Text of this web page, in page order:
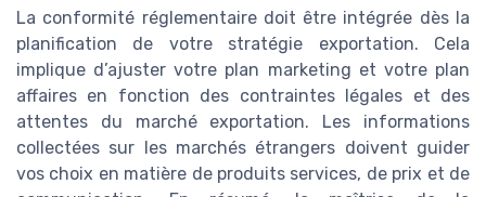
La conformité réglementaire doit être intégrée dès la
planification de votre stratégie exportation. Cela
implique d’ajuster votre plan marketing et votre plan
affaires en fonction des contraintes légales et des
attentes du marché exportation. Les informations
collectées sur les marchés étrangers doivent guider
vos choix en matière de produits services, de prix et de